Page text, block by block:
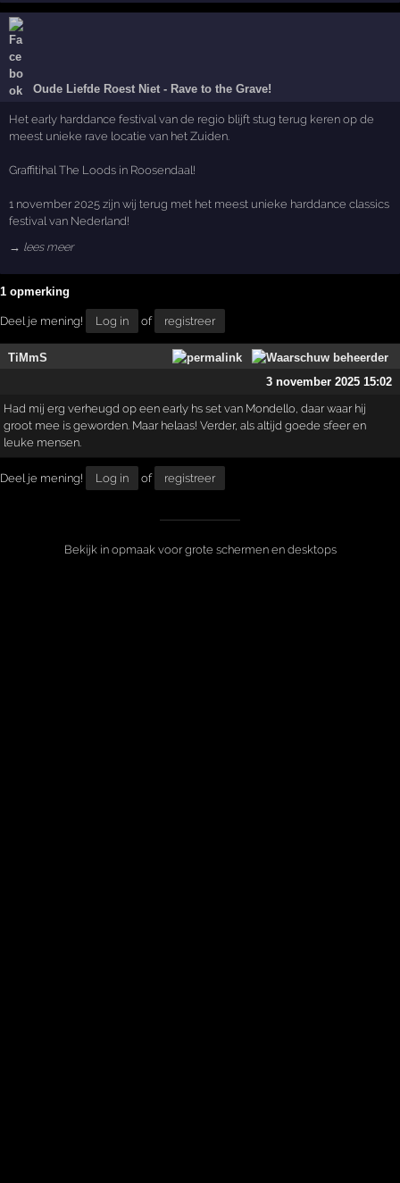
Oude Liefde Roest Niet - Rave to the Grave!
Het early harddance festival van de regio blijft stug terug keren op de
meest unieke rave locatie van het Zuiden.
Graffitihal The Loods in Roosendaal!
1 november 2025 zijn wij terug met het meest unieke harddance classics
festival van Nederland!
→ lees meer
1 opmerking
Deel je mening! Log in of registreer
TiMmS
3 november 2025 15:02
Had mij erg verheugd op een early hs set van Mondello, daar waar hij
groot mee is geworden. Maar helaas! Verder, als altijd goede sfeer en
leuke mensen.
Deel je mening! Log in of registreer
Bekijk in opmaak voor grote schermen en desktops